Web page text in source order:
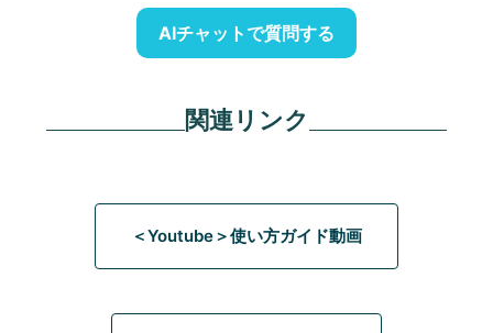
AIチャットで質問する
関連リンク
＜Youtube＞使い方ガイド動画